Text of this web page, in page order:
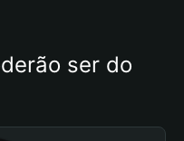
ser do